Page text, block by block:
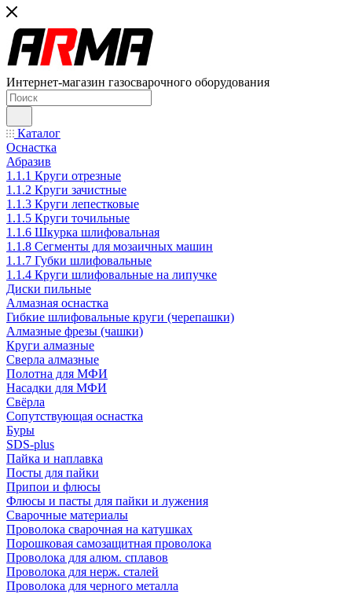
Интернет-магазин газосварочного оборудования
Каталог
Оснастка
Абразив
1.1.1 Круги отрезные
1.1.2 Круги зачистные
1.1.3 Круги лепестковые
1.1.5 Круги точильные
1.1.6 Шкурка шлифовальная
1.1.8 Сегменты для мозаичных машин
1.1.7 Губки шлифовальные
1.1.4 Круги шлифовальные на липучке
Диски пильные
Алмазная оснастка
Гибкие шлифовальные круги (черепашки)
Алмазные фрезы (чашки)
Круги алмазные
Сверла алмазные
Полотна для МФИ
Насадки для МФИ
Свёрла
Сопутствующая оснастка
Буры
SDS-plus
Пайка и наплавка
Посты для пайки
Припои и флюсы
Флюсы и пасты для пайки и лужения
Сварочные материалы
Проволока сварочная на катушках
Порошковая самозащитная проволока
Проволока для алюм. сплавов
Проволока для нерж. сталей
Проволока для черного металла